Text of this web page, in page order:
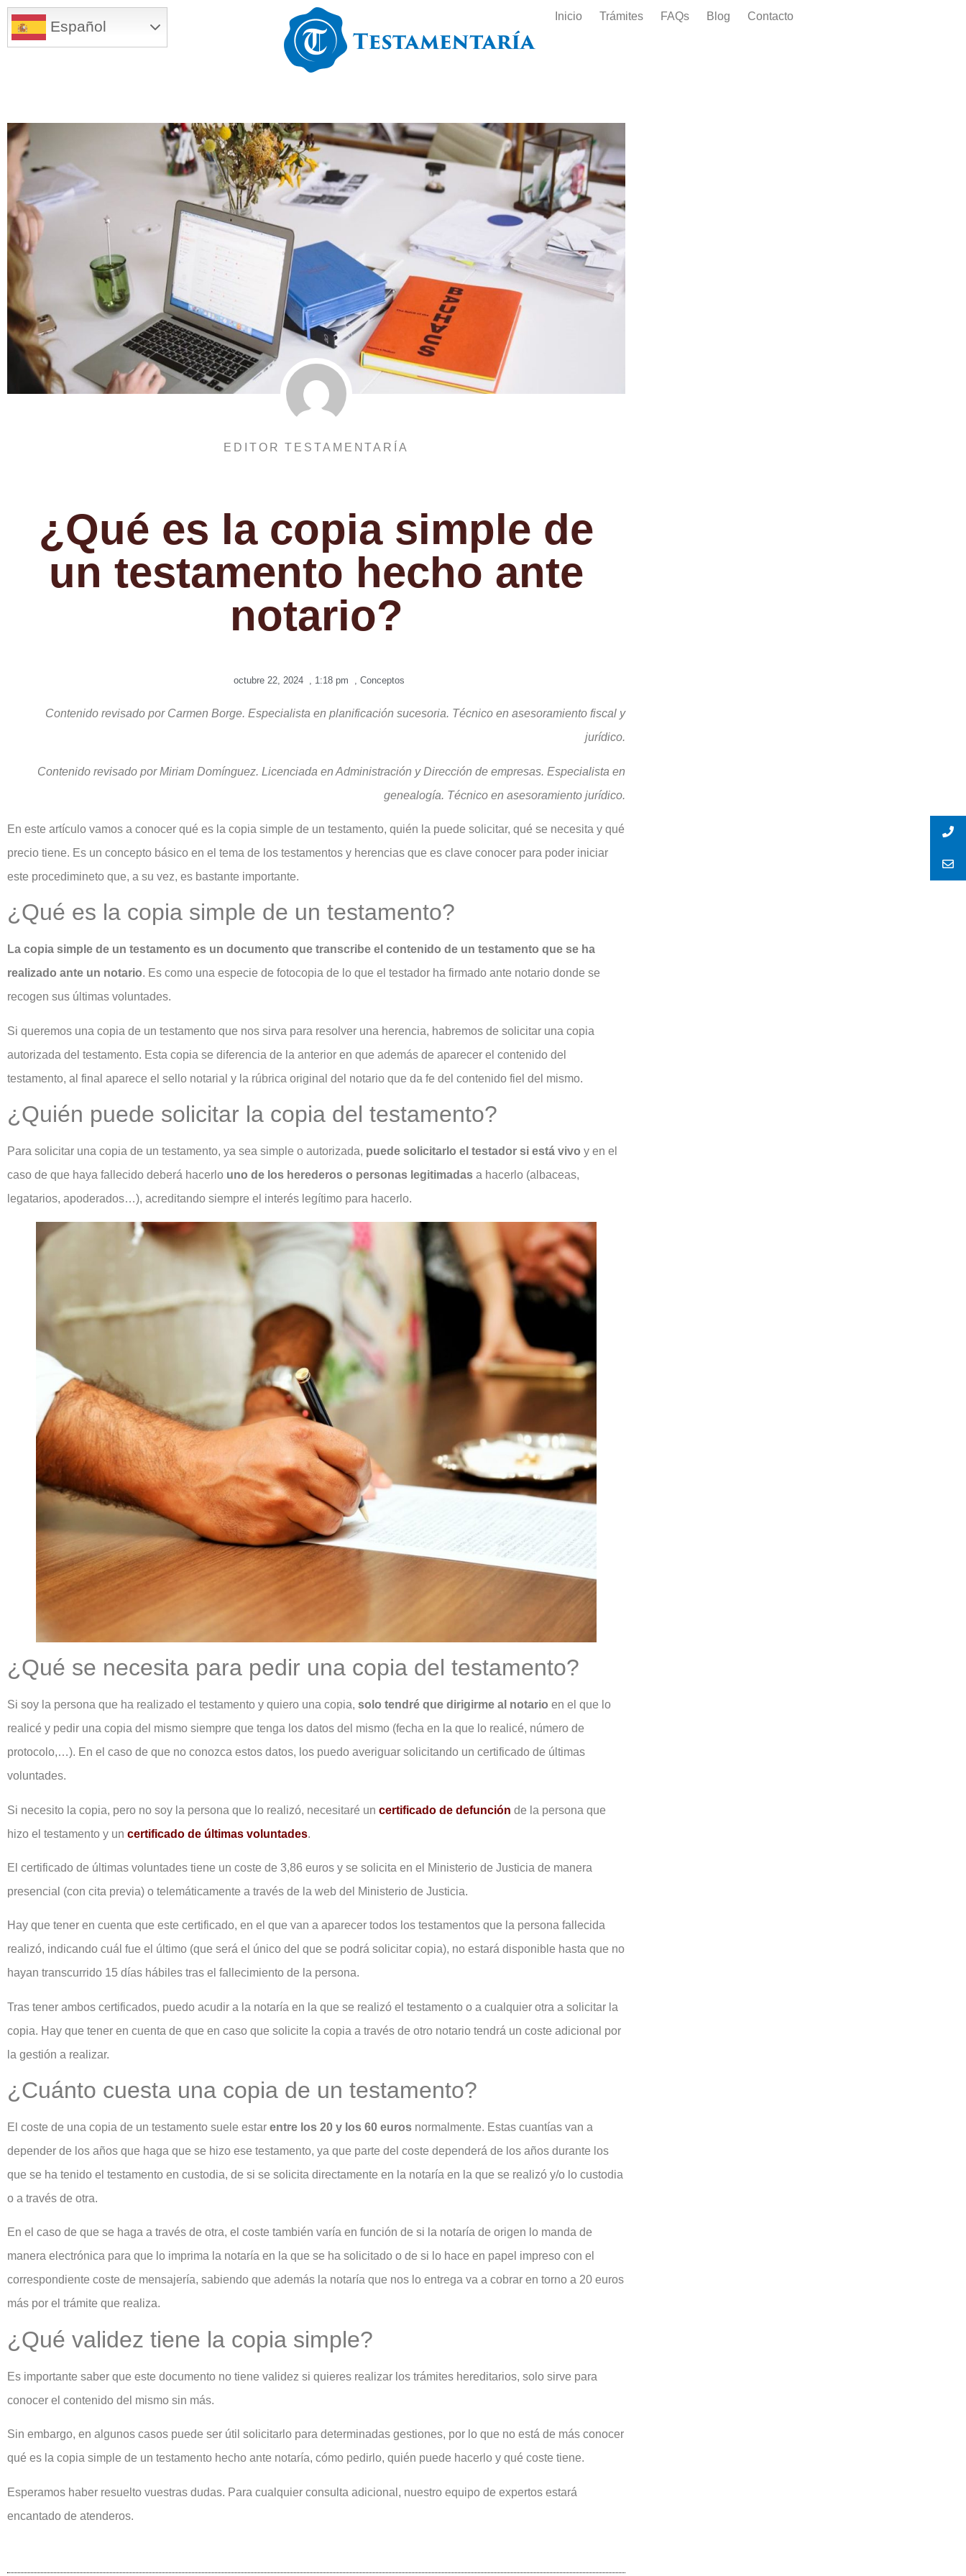
Español
Inicio Trámites FAQs Blog Contacto
EDITOR TESTAMENTARÍA
¿Qué es la copia simple de
un testamento hecho ante
notario?
octubre 22, 2024 , 1:18 pm , Conceptos
Contenido revisado por Carmen Borge. Especialista en planificación sucesoria. Técnico en asesoramiento fiscal y
jurídico.
Contenido revisado por Miriam Domínguez. Licenciada en Administración y Dirección de empresas. Especialista en
genealogía. Técnico en asesoramiento jurídico.
En este artículo vamos a conocer qué es la copia simple de un testamento, quién la puede solicitar, qué se necesita y qué
precio tiene. Es un concepto básico en el tema de los testamentos y herencias que es clave conocer para poder iniciar
este procedimineto que, a su vez, es bastante importante.
¿Qué es la copia simple de un testamento?
La copia simple de un testamento es un documento que transcribe el contenido de un testamento que se ha
realizado ante un notario. Es como una especie de fotocopia de lo que el testador ha firmado ante notario donde se
recogen sus últimas voluntades.
Si queremos una copia de un testamento que nos sirva para resolver una herencia, habremos de solicitar una copia
autorizada del testamento. Esta copia se diferencia de la anterior en que además de aparecer el contenido del
testamento, al final aparece el sello notarial y la rúbrica original del notario que da fe del contenido fiel del mismo.
¿Quién puede solicitar la copia del testamento?
Para solicitar una copia de un testamento, ya sea simple o autorizada, puede solicitarlo el testador si está vivo y en el
caso de que haya fallecido deberá hacerlo uno de los herederos o personas legitimadas a hacerlo (albaceas,
legatarios, apoderados…), acreditando siempre el interés legítimo para hacerlo.
¿Qué se necesita para pedir una copia del testamento?
Si soy la persona que ha realizado el testamento y quiero una copia, solo tendré que dirigirme al notario en el que lo
realicé y pedir una copia del mismo siempre que tenga los datos del mismo (fecha en la que lo realicé, número de
protocolo,…). En el caso de que no conozca estos datos, los puedo averiguar solicitando un certificado de últimas
voluntades.
Si necesito la copia, pero no soy la persona que lo realizó, necesitaré un certificado de defunción de la persona que
hizo el testamento y un certificado de últimas voluntades.
El certificado de últimas voluntades tiene un coste de 3,86 euros y se solicita en el Ministerio de Justicia de manera
presencial (con cita previa) o telemáticamente a través de la web del Ministerio de Justicia.
Hay que tener en cuenta que este certificado, en el que van a aparecer todos los testamentos que la persona fallecida
realizó, indicando cuál fue el último (que será el único del que se podrá solicitar copia), no estará disponible hasta que no
hayan transcurrido 15 días hábiles tras el fallecimiento de la persona.
Tras tener ambos certificados, puedo acudir a la notaría en la que se realizó el testamento o a cualquier otra a solicitar la
copia. Hay que tener en cuenta de que en caso que solicite la copia a través de otro notario tendrá un coste adicional por
la gestión a realizar.
¿Cuánto cuesta una copia de un testamento?
El coste de una copia de un testamento suele estar entre los 20 y los 60 euros normalmente. Estas cuantías van a
depender de los años que haga que se hizo ese testamento, ya que parte del coste dependerá de los años durante los
que se ha tenido el testamento en custodia, de si se solicita directamente en la notaría en la que se realizó y/o lo custodia
o a través de otra.
En el caso de que se haga a través de otra, el coste también varía en función de si la notaría de origen lo manda de
manera electrónica para que lo imprima la notaría en la que se ha solicitado o de si lo hace en papel impreso con el
correspondiente coste de mensajería, sabiendo que además la notaría que nos lo entrega va a cobrar en torno a 20 euros
más por el trámite que realiza.
¿Qué validez tiene la copia simple?
Es importante saber que este documento no tiene validez si quieres realizar los trámites hereditarios, solo sirve para
conocer el contenido del mismo sin más.
Sin embargo, en algunos casos puede ser útil solicitarlo para determinadas gestiones, por lo que no está de más conocer
qué es la copia simple de un testamento hecho ante notaría, cómo pedirlo, quién puede hacerlo y qué coste tiene.
Esperamos haber resuelto vuestras dudas. Para cualquier consulta adicional, nuestro equipo de expertos estará
encantado de atenderos.